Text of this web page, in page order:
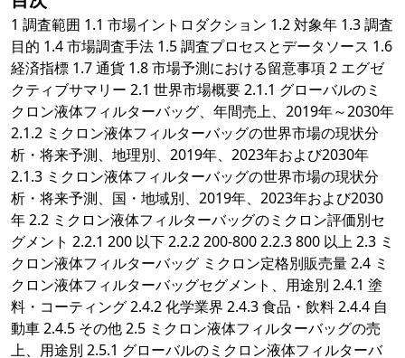
1 調査範囲 1.1 市場イントロダクション 1.2 対象年 1.3 調査
目的 1.4 市場調査手法 1.5 調査プロセスとデータソース 1.6
経済指標 1.7 通貨 1.8 市場予測における留意事項 2 エグゼ
クティブサマリー 2.1 世界市場概要 2.1.1 グローバルのミ
クロン液体フィルターバッグ、年間売上、2019年～2030年
2.1.2 ミクロン液体フィルターバッグの世界市場の現状分
析・将来予測、地理別、2019年、2023年および2030年
2.1.3 ミクロン液体フィルターバッグの世界市場の現状分
析・将来予測、国・地域別、2019年、2023年および2030
年 2.2 ミクロン液体フィルターバッグのミクロン評価別セ
グメント 2.2.1 200 以下 2.2.2 200-800 2.2.3 800 以上 2.3 ミ
クロン液体フィルターバッグ ミクロン定格別販売量 2.4 ミ
クロン液体フィルターバッグセグメント、用途別 2.4.1 塗
料・コーティング 2.4.2 化学業界 2.4.3 食品・飲料 2.4.4 自
動車 2.4.5 その他 2.5 ミクロン液体フィルターバッグの売
上、用途別 2.5.1 グローバルのミクロン液体フィルターバ